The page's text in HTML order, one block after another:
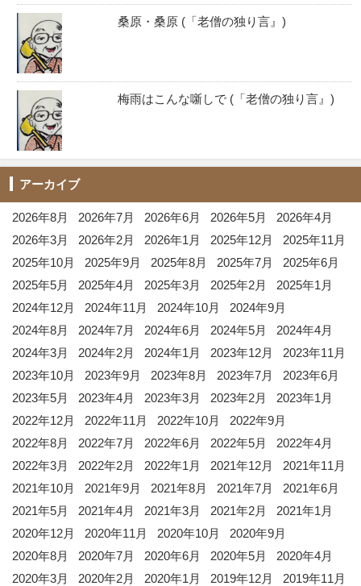
桑原・桑原 (「老僧の独り言』)
梅雨はこんな噺しで (「老僧の独り言』)
アーカイブ
2026年8月 2026年7月 2026年6月 2026年5月
2026年4月
2026年3月
2026年2月 2026年1月 2025年12月
2025年11月
2025年10月
2025年9月 2025年8月 2025年7月
2025年6月
2025年5月
2025年4月 2025年3月 2025年2月
2025年1月
2024年12月
2024年11月 2024年10月
2024年9月
2024年8月
2024年7月 2024年6月 2024年5月
2024年4月
2024年3月
2024年2月 2024年1月 2023年12月
2023年11月
2023年10月
2023年9月 2023年8月 2023年7月
2023年6月
2023年5月
2023年4月 2023年3月 2023年2月
2023年1月
2022年12月
2022年11月 2022年10月
2022年9月
2022年8月
2022年7月 2022年6月 2022年5月
2022年4月
2022年3月
2022年2月 2022年1月 2021年12月
2021年11月
2021年10月
2021年9月 2021年8月 2021年7月
2021年6月
2021年5月
2021年4月 2021年3月 2021年2月
2021年1月
2020年12月
2020年11月 2020年10月
2020年9月
2020年8月
2020年7月 2020年6月 2020年5月
2020年4月
2020年3月
2020年2月 2020年1月 2019年12月
2019年11月